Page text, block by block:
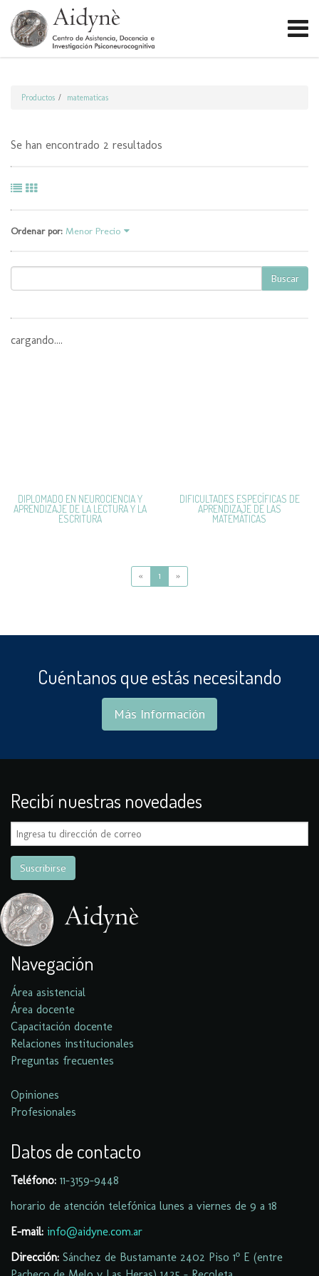
Productos matematicas
Se han encontrado 2 resultados
Ordenar por: Menor Precio
Buscar
cargando....
DIPLOMADO EN NEUROCIENCIA Y
APRENDIZAJE DE LA LECTURA Y LA
ESCRITURA
DIFICULTADES ESPECÍFICAS DE
APRENDIZAJE DE LAS
MATEMÁTICAS
« 1 »
Cuéntanos que estás necesitando
Más Información
Recibí nuestras novedades
Navegación
Área asistencial
Área docente
Capacitación docente
Relaciones institucionales
Preguntas frecuentes
Opiniones
Profesionales
Datos de contacto
Teléfono: 11-3159-9448
horario de atención telefónica lunes a viernes de 9 a 18
E-mail: info@aidyne.com.ar
Dirección: Sánchez de Bustamante 2402 Piso 1º E (entre